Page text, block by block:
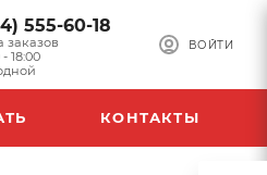
ВОЙТИ
555-60-18
заказов
18:00
КОНТАКТЫ